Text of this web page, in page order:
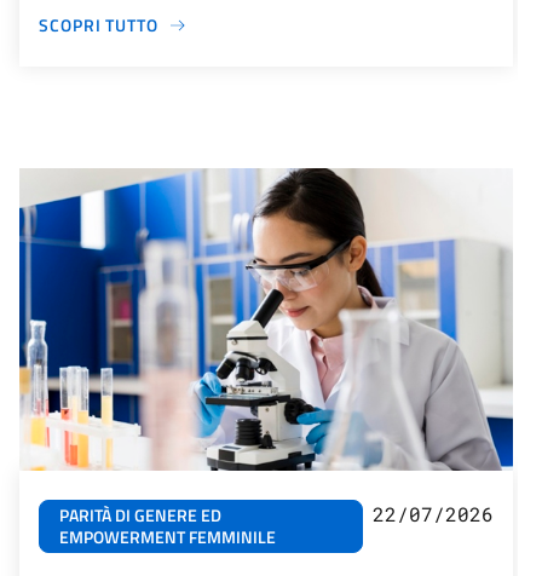
SCOPRI TUTTO
PARITÀ DI GENERE ED
EMPOWERMENT FEMMINILE
22/07/2026